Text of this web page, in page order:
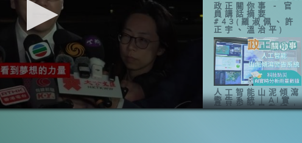
政正關你事 - 官
員講話摘要
#43(羅淑佩、許
正宇、溫治平)
人工智能山泥傾瀉
警告系統｜AI實
時分析雨量數據｜